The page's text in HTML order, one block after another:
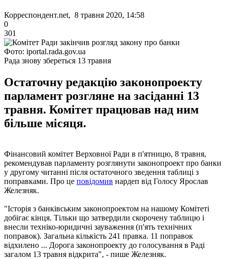
Корреспондент.net, 8 травня 2020, 14:58
0
301
Фото: iportal.rada.gov.ua
Рада знову збереться 13 травня
Остаточну редакцію законопроекту
парламент розгляне на засіданні 13
травня. Комітет працював над ним
більше місяця.
Фінансовий комітет Верховної Ради в п'ятницю, 8 травня,
рекомендував парламенту розглянути законопроект про банки
у другому читанні після остаточного зведення таблиці з
поправками. Про це повідомив нардеп від Голосу Ярослав
Железняк.
"Історія з банківським законопроектом на нашому Комітеті
добігає кінця. Тільки що затвердили скорочену таблицю і
внесли техніко-юридичні зауваження (п'ять технічних
поправок). Загальна кількість 241 правка. 11 поправок
відхилено ... Дорога законопроекту до голосування в Раді
загалом 13 травня відкрита", - пише Железняк.